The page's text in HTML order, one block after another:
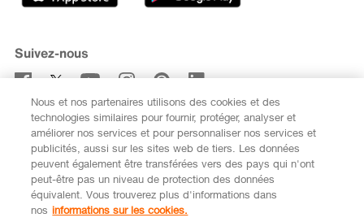
Médias
Code de conduite et signalement
Suivez-nous
S’abonner à la newsletter
FR
Nous et nos partenaires utilisons des cookies et des
technologies similaires pour fournir, protéger, analyser et
améliorer nos services et pour personnaliser nos services et
publicités, aussi sur les sites web de tiers. Les données
peuvent également être transférées vers des pays qui n'ont
peut-être pas un niveau de protection des données
équivalent. Vous trouverez plus d'informations dans
nos informations sur les cookies.